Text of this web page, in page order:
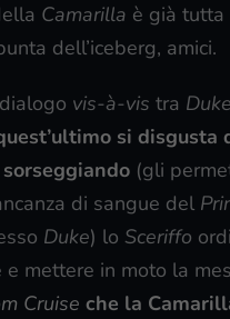
Camarilla è già tutta
dell’iceberg, amici.
vis-à-vis tra Duke
si disgusta
(gli
di sangue del
Duke) lo Sceriffo
e mettere in moto la
Cruise che la